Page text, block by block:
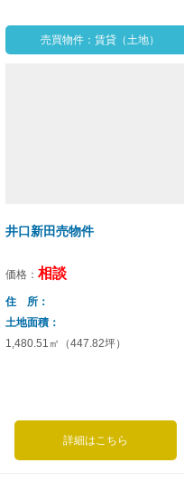
売買物件：賃貸（土地）
井口新田売物件
価格： 相談
住 所
土地面積
1,480.51㎡（447.82坪）
詳細はこちら